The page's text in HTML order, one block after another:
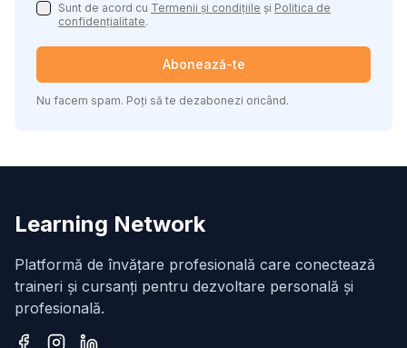
Sunt de acord cu Termenii și condițiile și Politica de
confidențialitate.
Abonează-te
Nu facem spam. Poți să te dezabonezi oricând.
Learning Network
Platformă de învățare profesională care conectează
traineri și cursanți pentru dezvoltare personală și
profesională.